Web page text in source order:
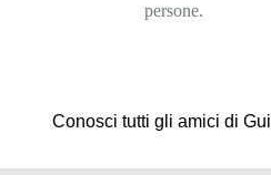
persone.
Conosci tutti gli amici di